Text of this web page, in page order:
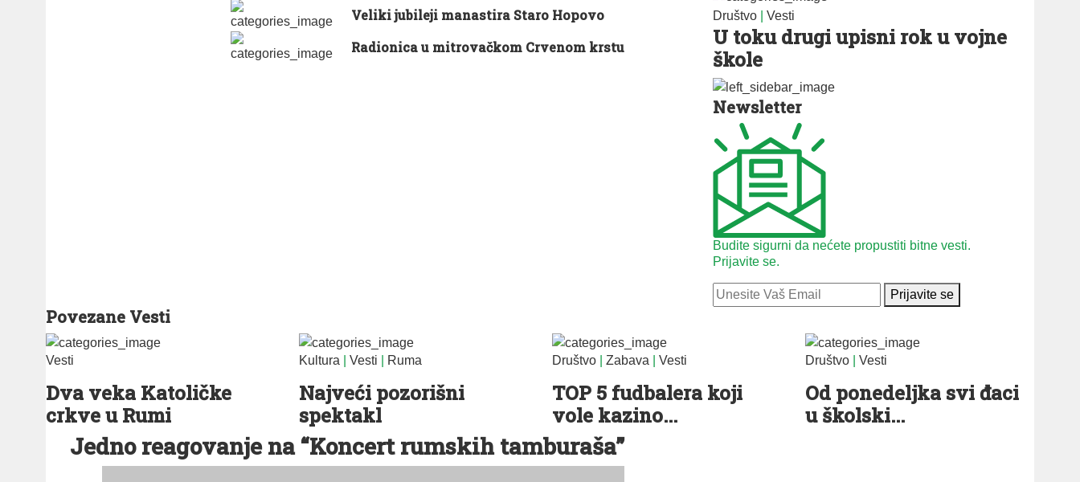
Veliki jubileji manastira Staro Hopovo
Radionica u mitrovačkom Crvenom krstu
Društvo Vesti
U toku drugi upisni rok u vojne
škole
Newsletter
Budite sigurni da nećete propustiti bitne vesti.
Prijavite se.
Prijavite se
Povezane Vesti
Vesti
Dva veka Katoličke
crkve u Rumi
Kultura Vesti Ruma
Najveći pozorišni
spektakl
Društvo Zabava Vesti
TOP 5 fudbalera koji
vole kazino...
Društvo Vesti
Od ponedeljka svi đaci
u školski...
Jedno reagovanje na “Koncert rumskih tamburaša”